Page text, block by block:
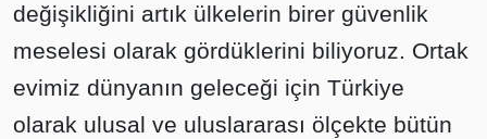
değişikliğini artık ülkelerin birer güvenlik
meselesi olarak gördüklerini biliyoruz. Ortak
evimiz dünyanın geleceği için Türkiye
olarak ulusal ve uluslararası ölçekte bütün